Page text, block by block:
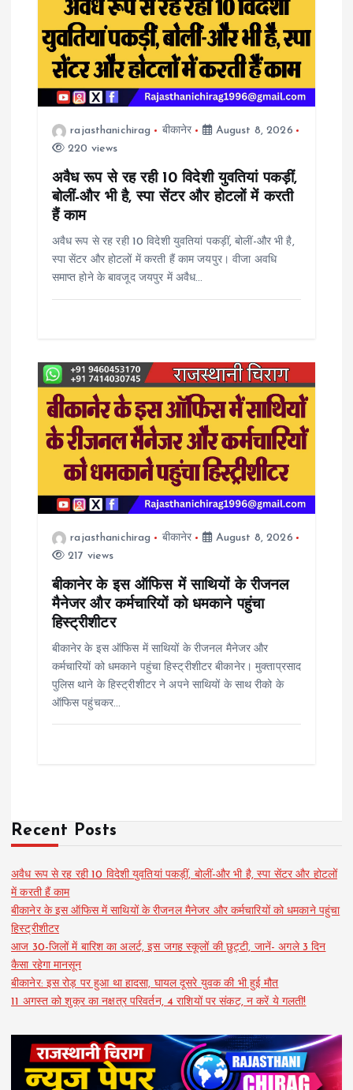
a
rajasthanichirag बीकानेर
August 8, 2026
220 views
अवैध रूप से रह रही 10 विदेशी युवतियां पकड़ीं,
बोलीं-और भी है, स्पा सेंटर और होटलों में करती
हैं काम
अवैध रूप से रह रही 10 विदेशी युवतियां पकड़ीं, बोलीं-और भी है,
स्पा सेंटर और होटलों में करती हैं काम जयपुर। वीजा अवधि
समाप्त होने के बावजूद जयपुर में अवैध…
rajasthanichirag बीकानेर
August 8, 2026
217 views
बीकानेर के इस ऑफिस में साथियों के रीजनल
मैनेजर और कर्मचारियों को धमकाने पहुंचा
हिस्ट्रीशीटर
बीकानेर के इस ऑफिस में साथियों के रीजनल मैनेजर और
कर्मचारियों को धमकाने पहुंचा हिस्ट्रीशीटर बीकानेर। मुक्ताप्रसाद
पुलिस थाने के हिस्ट्रीशीटर ने अपने साथियों के साथ रीको के
ऑफिस पहुंचकर…
Recent Posts
अवैध रूप से रह रही 10 विदेशी युवतियां पकड़ीं, बोलीं-और भी है, स्पा सेंटर और होटलों
में करती हैं काम
बीकानेर के इस ऑफिस में साथियों के रीजनल मैनेजर और कर्मचारियों को धमकाने पहुंचा
हिस्ट्रीशीटर
आज 30-जिलों में बारिश का अलर्ट, इस जगह स्कूलों की छुट्टी, जानें- अगले 3 दिन
कैसा रहेगा मानसून
बीकानेर: इस रोड़ पर हुआ था हादसा, घायल दूसरे युवक की भी हुई मौत
11 अगस्त को शुक्र का नक्षत्र परिवर्तन, 4 राशियों पर संकट, न करें ये गलती!